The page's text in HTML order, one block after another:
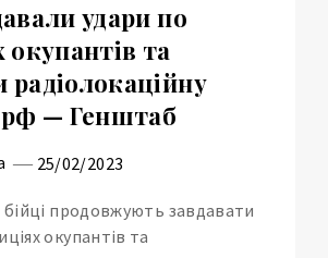
удари по
окупантів та
рф — Генштаб
25/02/2023
бійці продовжують завдавати
окупантів та